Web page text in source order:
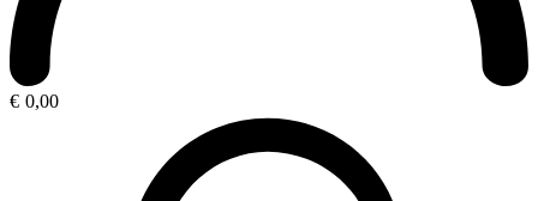
€ 0,00